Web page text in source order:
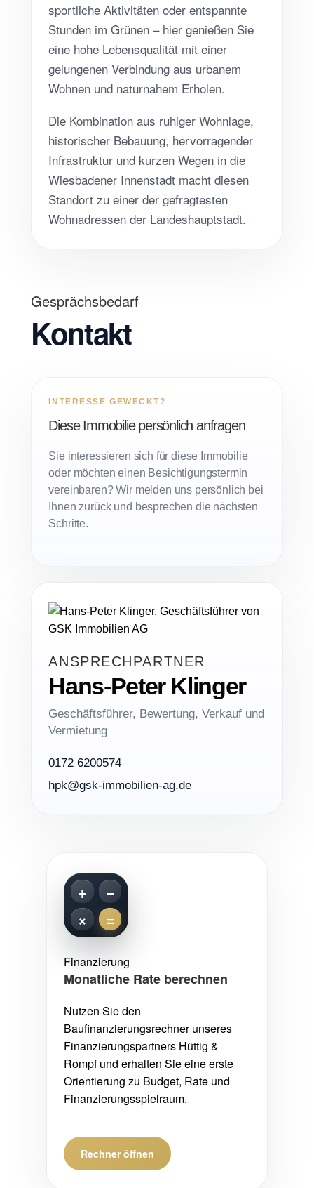
sportliche Aktivitäten oder entspannte
Stunden im Grünen – hier genießen Sie
eine hohe Lebensqualität mit einer
gelungenen Verbindung aus urbanem
Wohnen und naturnahem Erholen.
Die Kombination aus ruhiger Wohnlage,
historischer Bebauung, hervorragender
Infrastruktur und kurzen Wegen in die
Wiesbadener Innenstadt macht diesen
Standort zu einer der gefragtesten
Wohnadressen der Landeshauptstadt.
Gesprächsbedarf
Kontakt
INTERESSE GEWECKT?
Diese Immobilie persönlich anfragen
Sie interessieren sich für diese Immobilie
oder möchten einen Besichtigungstermin
vereinbaren? Wir melden uns persönlich bei
Ihnen zurück und besprechen die nächsten
Schritte.
ANSPRECHPARTNER
Hans-Peter Klinger
Geschäftsführer, Bewertung, Verkauf und
Vermietung
0172 6200574
hpk@gsk-immobilien-ag.de
+
−
×
=
Finanzierung
Monatliche Rate berechnen
Nutzen Sie den
Baufinanzierungsrechner unseres
Finanzierungspartners Hüttig &
Rompf und erhalten Sie eine erste
Orientierung zu Budget, Rate und
Finanzierungsspielraum.
Rechner öffnen